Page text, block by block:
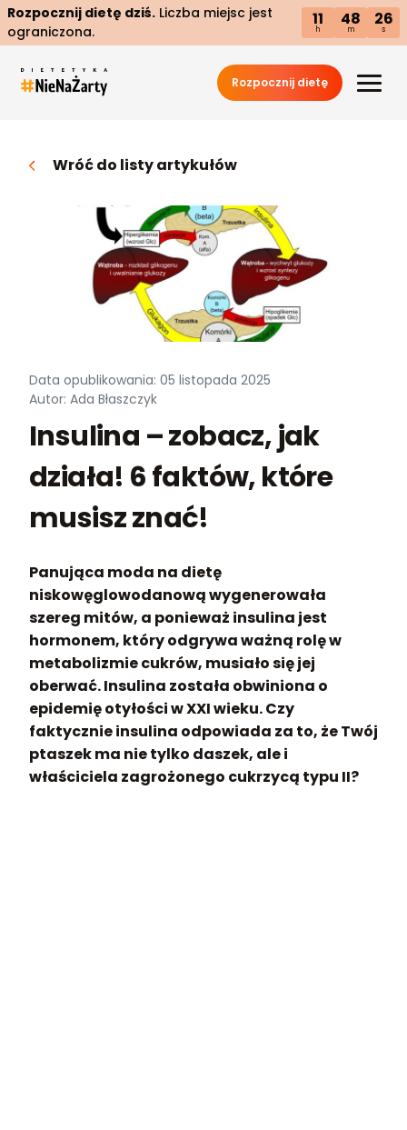
Rozpocznij dietę dziś. Liczba miejsc jest
ograniczona.
11
h
48
m
25
s
Rozpocznij dietę
Wróć do listy artykułów
Data opublikowania: 05 listopada 2025
Autor: Ada Błaszczyk
Insulina – zobacz, jak
działa! 6 faktów, które
musisz znać!
Panująca moda na dietę
niskowęglowodanową wygenerowała
szereg mitów, a ponieważ insulina jest
hormonem, który odgrywa ważną rolę w
metabolizmie cukrów, musiało się jej
oberwać. Insulina została obwiniona o
epidemię otyłości w XXI wieku. Czy
faktycznie insulina odpowiada za to, że Twój
ptaszek ma nie tylko daszek, ale i
właściciela zagrożonego cukrzycą typu II?